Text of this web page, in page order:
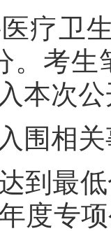
卫生
。考
本次
相关
最低
度专